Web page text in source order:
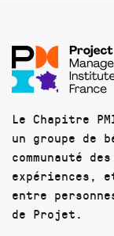
Le Chapitre
un groupe de
communauté
expériences,
entre
de Projet.